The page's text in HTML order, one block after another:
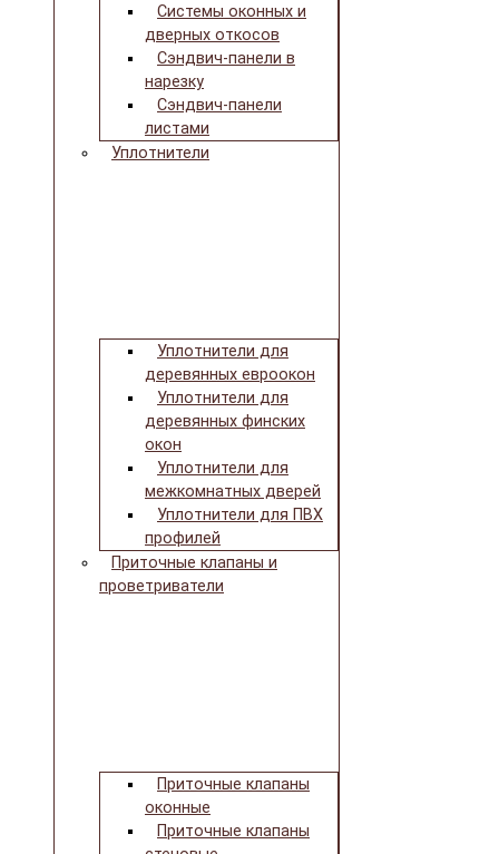
Системы оконных и
дверных откосов
Сэндвич-панели в
нарезку
Сэндвич-панели
листами
Уплотнители
Уплотнители для
деревянных евроокон
Уплотнители для
деревянных финских
окон
Уплотнители для
межкомнатных дверей
Уплотнители для ПВХ
профилей
Приточные клапаны и
проветриватели
Приточные клапаны
оконные
Приточные клапаны